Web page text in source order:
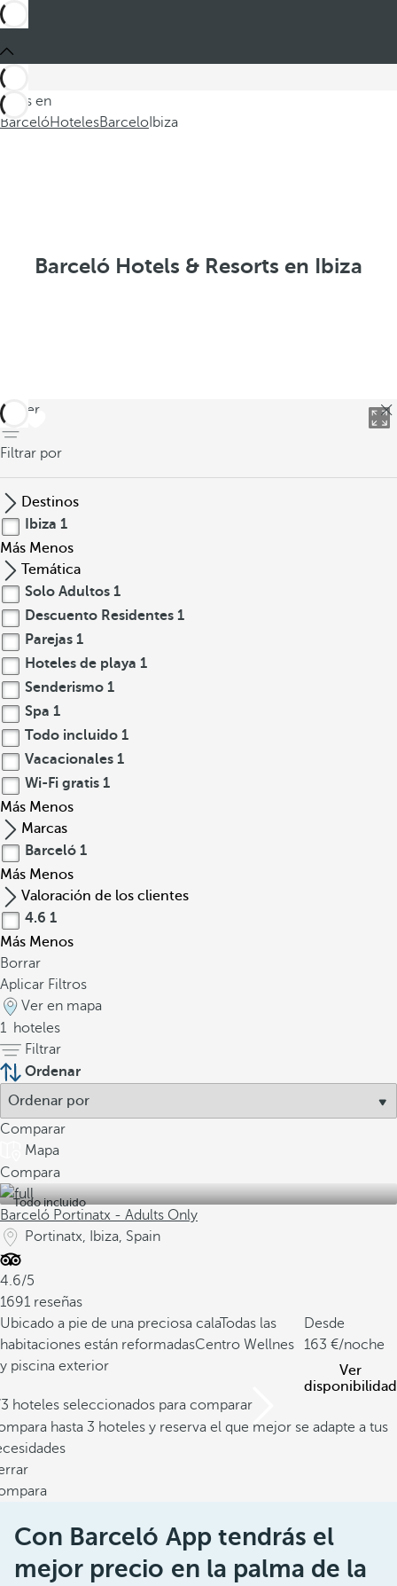
Estás en
BarcelóHotelesBarcelo Ibiza
Barceló Hotels & Resorts en Ibiza
volver
Filtrar por
Destinos
Ibiza 1
Más Menos
Temática
Solo Adultos 1
Descuento Residentes 1
Parejas 1
Hoteles de playa 1
Senderismo 1
Spa 1
Todo incluido 1
Vacacionales 1
Wi-Fi gratis 1
Más Menos
Marcas
Barceló 1
Más Menos
Valoración de los clientes
4.6 1
Más Menos
Borrar
Aplicar Filtros
Ver en mapa
1 hoteles
Filtrar
Ordenar
Comparar
Mapa
Compara
Todo incluido
Barceló Portinatx - Adults Only
Portinatx, Ibiza, Spain
4.6/5
1691 reseñas
Ubicado a pie de una preciosa calaTodas las
habitaciones están reformadasCentro Wellnes
y piscina exterior
Desde
163
/noche
Ver
disponibilidad
hoteles seleccionados para comparar
hasta 3 hoteles y reserva el que mejor se adapte a tus
Con Barceló App tendrás el
mejor precio en la palma de la